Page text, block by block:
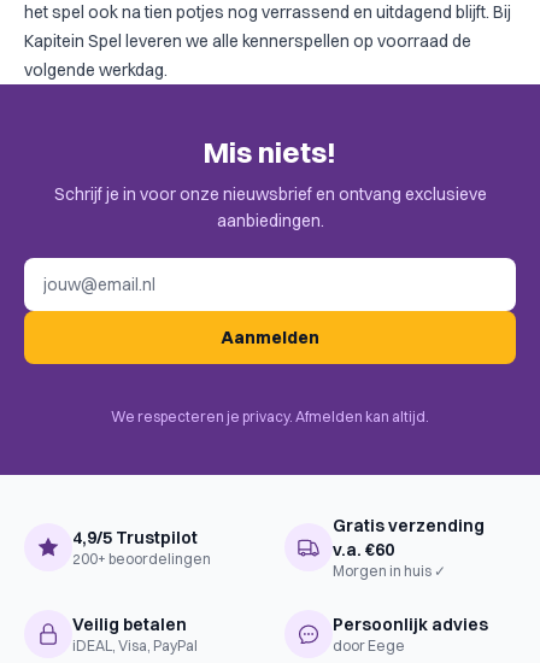
het spel ook na tien potjes nog verrassend en uitdagend blijft. Bij
Kapitein Spel leveren we alle kennerspellen op voorraad de
volgende werkdag.
Mis niets!
Schrijf je in voor onze nieuwsbrief en ontvang exclusieve
aanbiedingen.
Aanmelden
We respecteren je privacy. Afmelden kan altijd.
4,9/5 Trustpilot
200+ beoordelingen
Gratis verzending
v.a. €60
Morgen in huis ✓
Veilig betalen
iDEAL, Visa, PayPal
Persoonlijk advies
door Eege